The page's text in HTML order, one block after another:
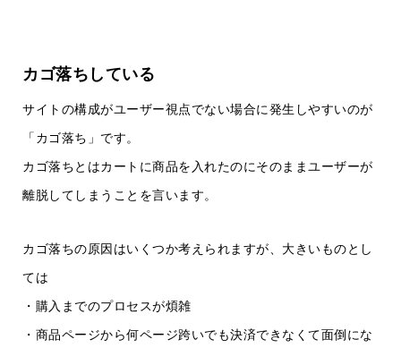
カゴ落ちしている
サイトの構成がユーザー視点でない場合に発生しやすいのが
「カゴ落ち」です。
カゴ落ちとはカートに商品を入れたのにそのままユーザーが
離脱してしまうことを言います。
カゴ落ちの原因はいくつか考えられますが、大きいものとし
ては
・購入までのプロセスが煩雑
・商品ページから何ページ跨いでも決済できなくて面倒にな